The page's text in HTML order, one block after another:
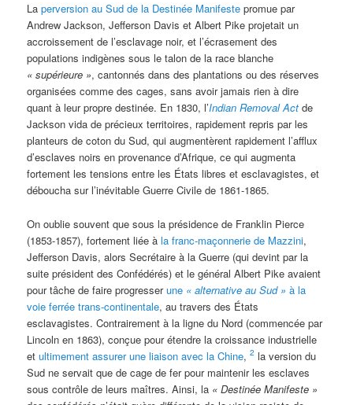
Laperversion au Sud de la Destinée Manifeste promue par
Andrew Jackson, Jefferson Davis et Albert Pike projetait un
accroissement de l’esclavage noir, et l’écrasement des
populations indigènes sous le talon de la race blanche
« supérieure », cantonnés dans des plantations ou des réserves
organisées comme des cages, sans avoir jamais rien à dire
quant à leur propre destinée. En 1830, l’Indian Removal Act de
Jackson vida de précieux territoires, rapidement repris par les
planteurs de coton du Sud, qui augmentèrent rapidement l’afflux
d’esclaves noirs en provenance d’Afrique, ce qui augmenta
fortement les tensions entre les États libres et esclavagistes, et
déboucha sur l’inévitable Guerre Civile de 1861-1865.
On oublie souvent que sous la présidence de Franklin Pierce
(1853-1857), fortement liée àla franc-maçonnerie de Mazzini,
Jefferson Davis, alors Secrétaire à la Guerre (qui devint par la
suite président des Confédérés) et le général Albert Pike avaient
pour tâche de faire progresserune « alternative au Sud » à la
voie ferrée trans-continentale, au travers des États
esclavagistes. Contrairement à la ligne du Nord (commencée par
Lincoln en 1863), conçue pour étendre la croissance industrielle
etultimement assurer une liaison avec la Chine,2 la version du
Sud ne servait que de cage de fer pour maintenir les esclaves
sous contrôle de leurs maîtres. Ainsi, la « Destinée Manifeste »